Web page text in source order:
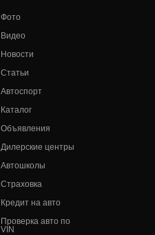
Фото
Видео
Новости
Статьи
Автоспорт
Каталог
Объявления
Дилерские центры
Автошколы
Страховка
Кредит на авто
Проверка авто по
VIN